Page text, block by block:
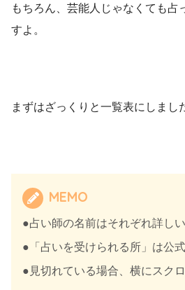
もちろん、芸能人じゃなくても占
すよ。
まずはざっくりと一覧表にしまし
MEMO
●占い師の名前はそれぞれ詳し
●「占いを受けられる所」は公
●見切れている場合、横にスク